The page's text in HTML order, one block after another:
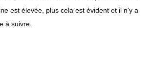
est élevée, plus cela est évident et il n'y a
à suivre.